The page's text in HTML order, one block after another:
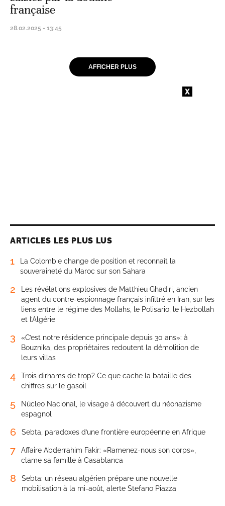
française
28.02.2025 - 13:45
AFFICHER PLUS
ARTICLES LES PLUS LUS
1
La Colombie change de position et reconnaît la
souveraineté du Maroc sur son Sahara
2
Les révélations explosives de Matthieu Ghadiri, ancien
agent du contre-espionnage français infiltré en Iran, sur les
liens entre le régime des Mollahs, le Polisario, le Hezbollah
et l’Algérie
3
«C’est notre résidence principale depuis 30 ans»: à
Bouznika, des propriétaires redoutent la démolition de
leurs villas
4
Trois dirhams de trop? Ce que cache la bataille des
chiffres sur le gasoil
5
Núcleo Nacional, le visage à découvert du néonazisme
espagnol
6 Sebta, paradoxes d’une frontière européenne en Afrique
7
Affaire Abderrahim Fakir: «Ramenez-nous son corps»,
clame sa famille à Casablanca
8
Sebta: un réseau algérien prépare une nouvelle
mobilisation à la mi-août, alerte Stefano Piazza